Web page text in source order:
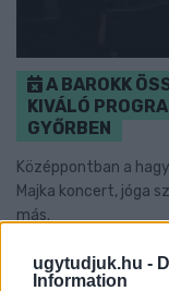
ugytudjuk.hu -
Information
A BAROKK
KIVÁLÓ
GYŐRBEN
Középpontban a
Majka koncert, jóga
más.